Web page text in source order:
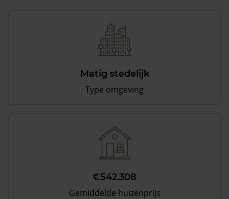
Matig stedelijk
Type omgeving
€542.308
Gemiddelde huizenprijs